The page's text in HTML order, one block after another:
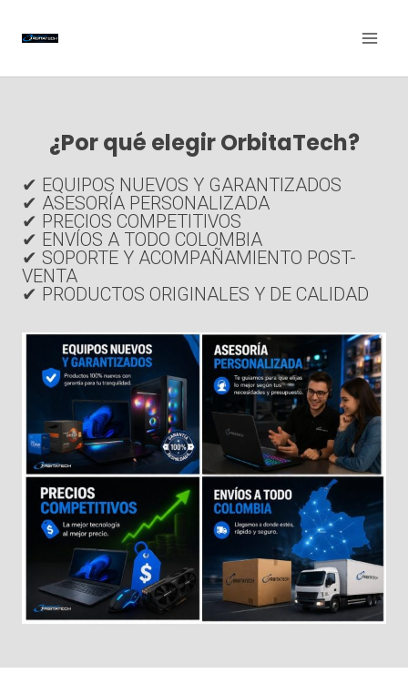
¿Por qué elegir OrbitaTech?
✔ EQUIPOS NUEVOS Y GARANTIZADOS
✔ ASESORÍA PERSONALIZADA
✔ PRECIOS COMPETITIVOS
✔ ENVÍOS A TODO COLOMBIA
✔ SOPORTE Y ACOMPAÑAMIENTO POST-
VENTA
✔ PRODUCTOS ORIGINALES Y DE CALIDAD